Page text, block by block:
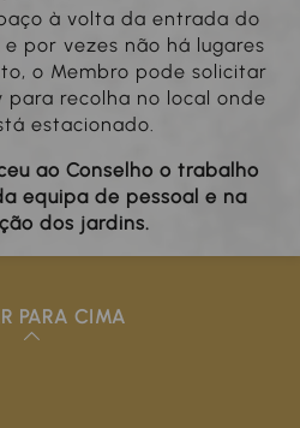
à volta da entrada do
por vezes não há lugares
o Membro pode solicitar
para recolha no local onde
estacionado.
ao Conselho o trabalho
equipa de pessoal e na
dos jardins.
PARA CIMA